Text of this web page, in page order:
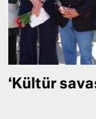
‘Kültür